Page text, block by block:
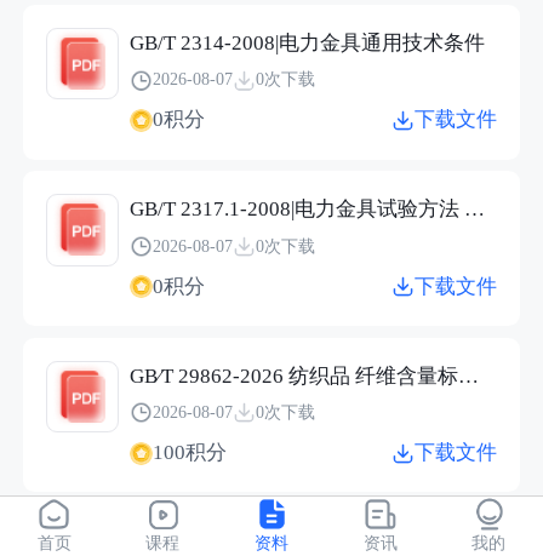
GB/T 2314-2008|电力金具通用技术条件
2026-08-07 0次下载
0积分 下载文件
GB/T 2317.1-2008|电力金具试验方法 第1部分：机械试验
2026-08-07 0次下载
0积分 下载文件
GB∕T 29862-2026 纺织品 纤维含量标识技术规范.pdf
2026-08-07 0次下载
100积分 下载文件
JC/T 2304-2015|建筑用保温隔热玻璃技术条件
首页 课程 资料 资讯 我的